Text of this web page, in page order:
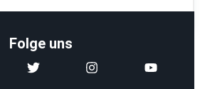
Folge uns